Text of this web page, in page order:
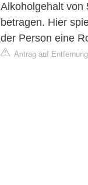
Alkoholgehalt von
betragen. Hier
der Person eine
Antrag auf